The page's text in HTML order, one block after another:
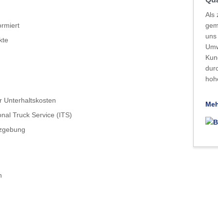
Unterhaltskosten
Truck Service (ITS)
Als